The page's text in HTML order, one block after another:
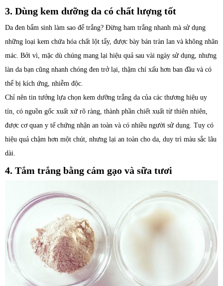
3. Dùng kem dưỡng da có chất lượng tốt
Da đen bẩm sinh làm sao để trắng? Đừng ham trắng nhanh mà sử dụng
những loại kem chứa hóa chất lột tẩy, được bày bán tràn lan và không nhãn
mác. Bởi vì, mặc dù chúng mang lại hiệu quả sau vài ngày sử dụng, nhưng
làn da bạn cũng nhanh chóng đen trở lại, thậm chí xấu hơn ban đầu và có
thể bị kích ứng, nhiễm độc.
Chỉ nên tin tưởng lựa chọn kem dưỡng trắng da của các thương hiệu uy
tín, có nguồn gốc xuất xứ rõ ràng, thành phần chiết xuất từ thiên nhiên,
được cơ quan y tế chứng nhận an toàn và có nhiều người sử dụng. Tuy có
hiệu quả chậm hơn một chút, nhưng lại an toàn cho da, duy trì màu sắc lâu
dài.
4. Tắm trắng bằng cám gạo và sữa tươi